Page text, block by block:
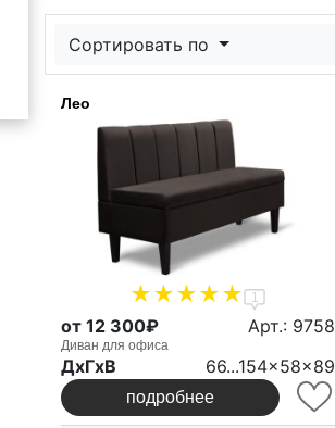
Сортировать по
Лео
1
от 12 300₽ Арт.: 9758
Диван для офиса
ДxГxВ 66...154x58x89
подробнее